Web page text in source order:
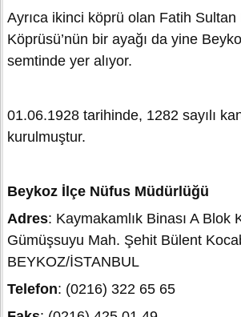
Ayrıca ikinci köprü olan Fatih Sultan
Köprüsü’nün bir ayağı da yine
semtinde yer alıyor.
01.06.1928 tarihinde, 1282 sayılı
kurulmuştur.
Beykoz İlçe Nüfus Müdürlüğü
Adres: Kaymakamlık Binası A Blok
Gümüşsuyu Mah. Şehit Bülent
BEYKOZ/İSTANBUL
Telefon: (0216) 322 65 65